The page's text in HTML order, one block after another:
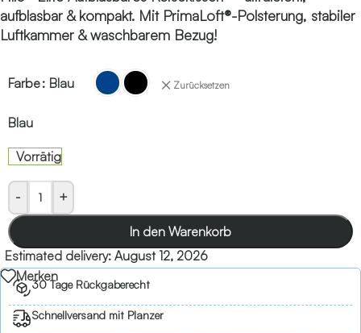
aufblasbar & kompakt. Mit PrimaLoft®-Polsterung, stabiler
Luftkammer & waschbarem Bezug!
Farbe Blau Zurücksetzen
Blau
Vorrätig
- +
In den Warenkorb
Estimated delivery: August 12, 2026
Merken
30 Tage Rückgaberecht
Schnellversand mit Planzer